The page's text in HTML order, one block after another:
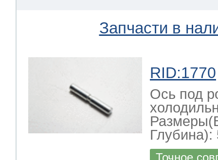
Запчасти в
RID:1770
Ось под
Глубина):
Точное